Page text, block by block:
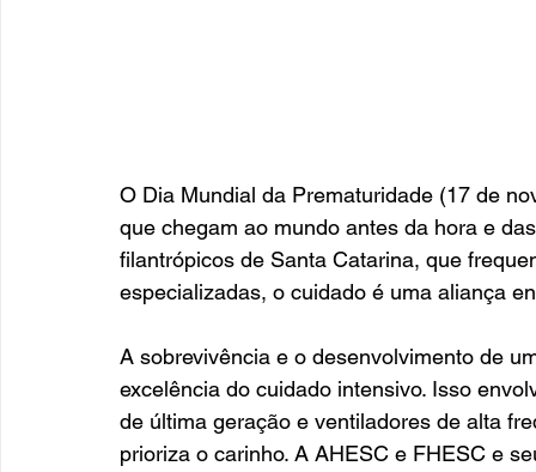
O Dia Mundial da Prematuridade (17 de
que chegam ao mundo antes da hora e
filantrópicos de Santa Catarina, que
especializadas, o cuidado é uma aliança
A sobrevivência e o desenvolvimento de
excelência do cuidado intensivo. Isso
de última geração e ventiladores de alta
prioriza o carinho. A AHESC e FHESC e